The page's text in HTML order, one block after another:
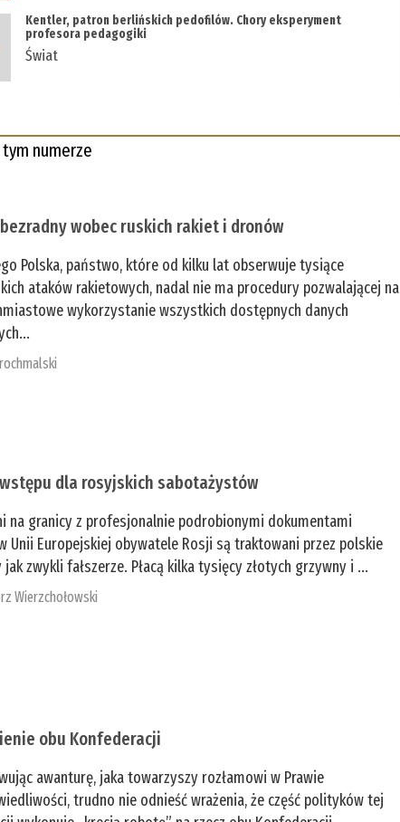
Kentler, patron berlińskich pedofilów. Chory eksperyment
profesora pedagogiki
Świat
tym numerze
bezradny wobec ruskich rakiet i dronów
Polska, państwo, które od kilku lat obserwuje tysiące
ataków rakietowych, nadal nie ma procedury pozwalającej na
wykorzystanie wszystkich dostępnych danych
dla rosyjskich sabotażystów
na granicy z profesjonalnie podrobionymi dokumentami
Unii Europejskiej obywatele Rosji są traktowani przez polskie
jak zwykli fałszerze. Płacą kilka tysięcy złotych grzywny i ...
Wierzchołowski
obu Konfederacji
awanturę, jaka towarzyszy rozłamowi w Prawie
trudno nie odnieść wrażenia, że część polityków tej